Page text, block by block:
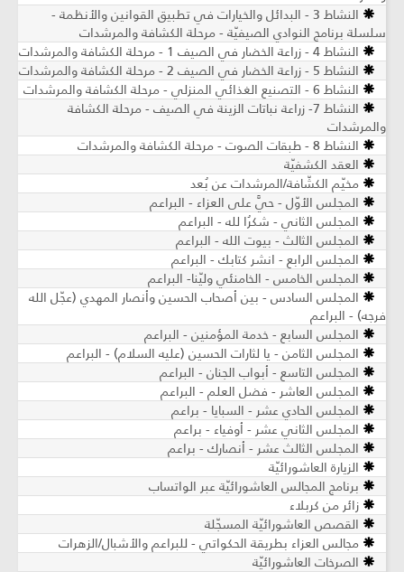
النشاط 3 - البدائل والخيارات في تطبيق القوانين والأنظمة -
سلسلة برنامج النوادي الصيفيّة - مرحلة الكشافة والمرشدات
النشاط 4 - زراعة الخضار في الصيف 1 - مرحلة الكشافة والمرشدات
النشاط 5 - زراعة الخضار في الصيف 2 - مرحلة الكشافة والمرشدات
النشاط 6 - التصنيع الغذائي المنزلي - مرحلة الكشافة والمرشدات
النشاط 7- زراعة نباتات الزينة في الصيف ​- مرحلة الكشافة
والمرشدات
النشاط 8 - طبقات الصوت - مرحلة الكشافة والمرشدات
العقد الكشفيّة
مخيّم الكشّافة/المرشدات عن بُعد
المجلس الأوّل - حيَّ على العزاء - البراعم
المجلس الثاني - شكرُا لله - البراعم
المجلس الثالث - بيوت الله - البراعم
المجلس الرابع - انشر كتابك - البراعم
المجلس الخامس - الخامنئي وليّنا- البراعم
المجلس السادس - بين أصحاب الحسين وأنصار المهدي (عجّل الله
فرجه) - البراعم
المجلس السابع - خدمة المؤمنين - البراعم
المجلس الثامن - يا لثارات الحسين (عليه السلام) - البراعم
المجلس التاسع - أبواب الجنان - البراعم
المجلس العاشر - فضل العلم - البراعم
المجلس الحادي عشر - السبايا - براعم
المجلس الثاني عشر - أوفياء - براعم
المجلس الثالث عشر - أنصارك - براعم
الزيارة العاشورائيّة
برنامج المجالس العاشورائيّة عبر الواتساب
زائر من كربلاء
القصص العاشورائيّة المسجّلة
مجالس العزاء بطريقة الحكواتي - للبراعم والأشبال/الزهرات
الصرخات العاشورائيّة